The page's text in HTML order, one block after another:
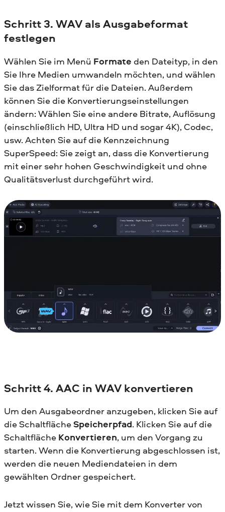
Schritt 3. WAV als Ausgabeformat
festlegen
Wählen Sie im Menü Formate den Dateityp, in den
Sie Ihre Medien umwandeln möchten, und wählen
Sie das Zielformat für die Dateien. Außerdem
können Sie die Konvertierungseinstellungen
ändern: Wählen Sie eine andere Bitrate, Auflösung
(einschließlich HD, Ultra HD und sogar 4K), Codec,
usw. Achten Sie auf die Kennzeichnung
SuperSpeed: Sie zeigt an, dass die Konvertierung
mit einer sehr hohen Geschwindigkeit und ohne
Qualitätsverlust durchgeführt wird.
Schritt 4. AAC in WAV konvertieren
Um den Ausgabeordner anzugeben, klicken Sie auf
die SchaltflächeSpeicherpfad. Klicken Sie auf die
Schaltfläche Konvertieren, um den Vorgang zu
starten. Wenn die Konvertierung abgeschlossen ist,
werden die neuen Mediendateien in dem
gewählten Ordner gespeichert.
Jetzt wissen Sie, wie Sie mit dem Konverter von